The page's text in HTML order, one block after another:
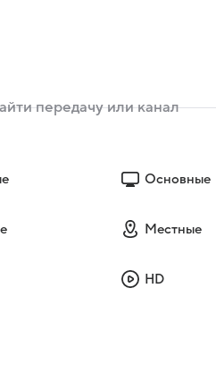
Основные
Местные
HD